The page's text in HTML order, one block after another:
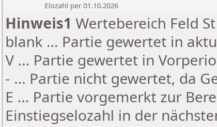
Elozahl per 01.10.2026
Hinweis1 Wertebereich Feld
blank ... Partie gewertet in
V ... Partie gewertet in
- ... Partie nicht gewertet, da
E ... Partie vorgemerkt zur
Einstiegselozahl in der